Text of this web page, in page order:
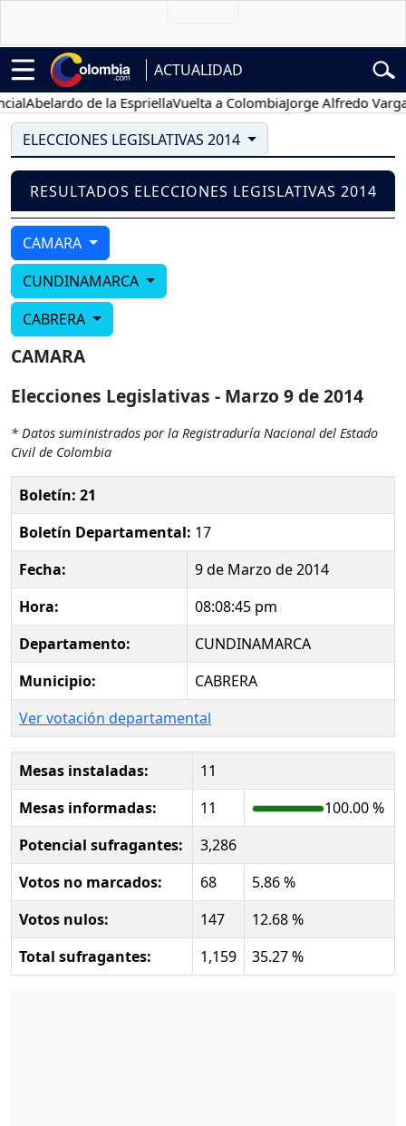
ACTUALIDAD
Abelardo de la EspriellaVuelta a ColombiaJorge Alfredo Vargas
ELECCIONES LEGISLATIVAS 2014
RESULTADOS ELECCIONES LEGISLATIVAS 2014
CAMARA
CUNDINAMARCA
CABRERA
CAMARA
Elecciones Legislativas - Marzo 9 de 2014
* Datos suministrados por la Registraduría Nacional del Estado
Civil de Colombia
Boletín: 21
Boletín Departamental: 17
Fecha:
9 de Marzo de 2014
Hora:
08:08:45 pm
Departamento:
CUNDINAMARCA
Municipio:
CABRERA
Ver votación departamental
Mesas instaladas:
11
Mesas informadas:
11
100.00 %
Potencial sufragantes:
3,286
Votos no marcados:
68
5.86 %
Votos nulos:
147
12.68 %
Total sufragantes:
1,159 35.27 %